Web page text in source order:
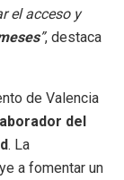
el acceso y
”, destaca
de Valencia
del
. La
a fomentar un